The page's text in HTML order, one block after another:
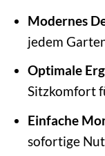
Modernes
jedem
Optimale
Sitzkomfort
Einfache
sofortige